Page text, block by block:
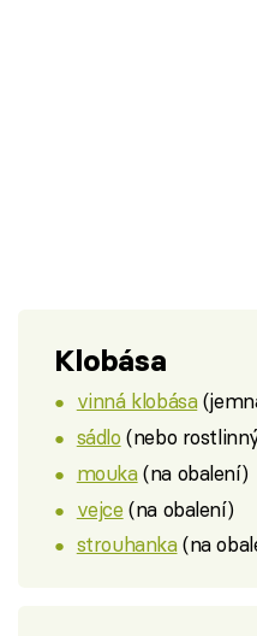
Klobása
vinná klobása
sádlo (nebo
mouka(na obalení)
vejce (na obalení)
strouhanka(na